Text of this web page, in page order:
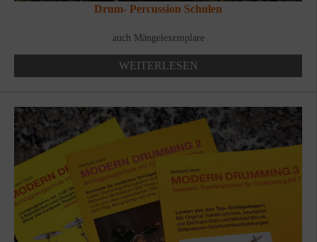
Drum- Percussion Schulen
auch Mängelexemplare
WEITERLESEN